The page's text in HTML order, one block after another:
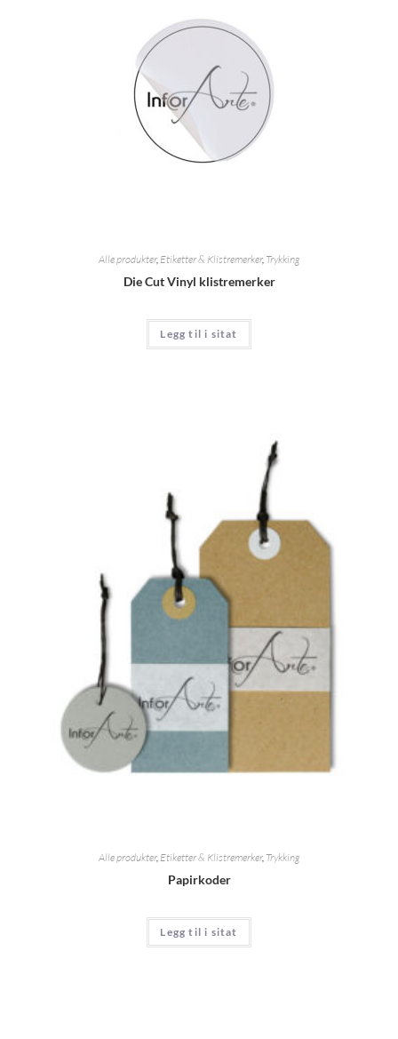
Alle produkter, Etiketter & Klistremerker, Trykking
Die Cut Vinyl klistremerker
Legg til i sitat
Alle produkter, Etiketter & Klistremerker, Trykking
Papirkoder
Legg til i sitat